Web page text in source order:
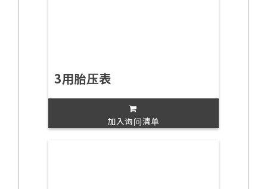
3用胎压表
加入询问清单